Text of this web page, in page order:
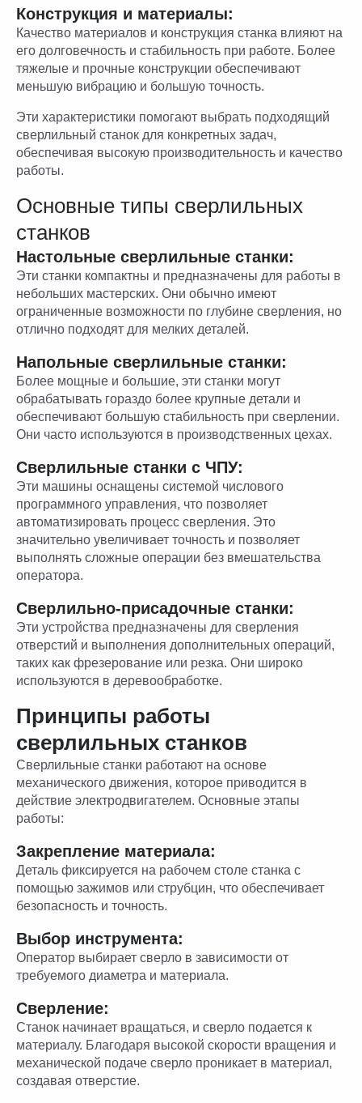
Конструкция и материалы:
Качество материалов и конструкция станка влияют на
его долговечность и стабильность при работе. Более
тяжелые и прочные конструкции обеспечивают
меньшую вибрацию и большую точность.
Эти характеристики помогают выбрать подходящий
сверлильный станок для конкретных задач,
обеспечивая высокую производительность и качество
работы.
Основные типы сверлильных
станков
Настольные сверлильные станки:
Эти станки компактны и предназначены для работы в
небольших мастерских. Они обычно имеют
ограниченные возможности по глубине сверления, но
отлично подходят для мелких деталей.
Напольные сверлильные станки:
Более мощные и большие, эти станки могут
обрабатывать гораздо более крупные детали и
обеспечивают большую стабильность при сверлении.
Они часто используются в производственных цехах.
Сверлильные станки с ЧПУ:
Эти машины оснащены системой числового
программного управления, что позволяет
автоматизировать процесс сверления. Это
значительно увеличивает точность и позволяет
выполнять сложные операции без вмешательства
оператора.
Сверлильно-присадочные станки:
Эти устройства предназначены для сверления
отверстий и выполнения дополнительных операций,
таких как фрезерование или резка. Они широко
используются в деревообработке.
Принципы работы
сверлильных станков
Сверлильные станки работают на основе
механического движения, которое приводится в
действие электродвигателем. Основные этапы
работы:
Закрепление материала:
Деталь фиксируется на рабочем столе станка с
помощью зажимов или струбцин, что обеспечивает
безопасность и точность.
Выбор инструмента:
Оператор выбирает сверло в зависимости от
требуемого диаметра и материала.
Сверление:
Станок начинает вращаться, и сверло подается к
материалу. Благодаря высокой скорости вращения и
механической подаче сверло проникает в материал,
создавая отверстие.